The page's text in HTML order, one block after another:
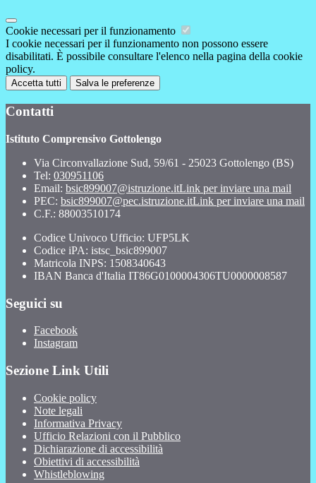
Cookie necessari per il funzionamento
I cookie necessari per il funzionamento non possono essere
disabilitati. È possibile consultare l'elenco nella pagina della cookie
policy.
Accetta tutti Salva le preferenze
Contatti
Istituto Comprensivo Gottolengo
Via Circonvallazione Sud, 59/61 - 25023 Gottolengo (BS)
Tel: 030951106
Email: bsic899007@istruzione.itLink per inviare una mail
PEC: bsic899007@pec.istruzione.itLink per inviare una mail
C.F.: 88003510174
Codice Univoco Ufficio: UFP5LK
Codice iPA: istsc_bsic899007
Matricola INPS: 1508340643
IBAN Banca d'Italia IT86G0100004306TU0000008587
Seguici su
Facebook
Instagram
Sezione Link Utili
Cookie policy
Note legali
Informativa Privacy
Ufficio Relazioni con il Pubblico
Dichiarazione di accessibilità
Obiettivi di accessibilità
Whistleblowing